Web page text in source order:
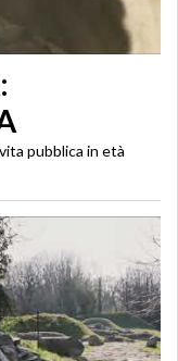
pubblica in età